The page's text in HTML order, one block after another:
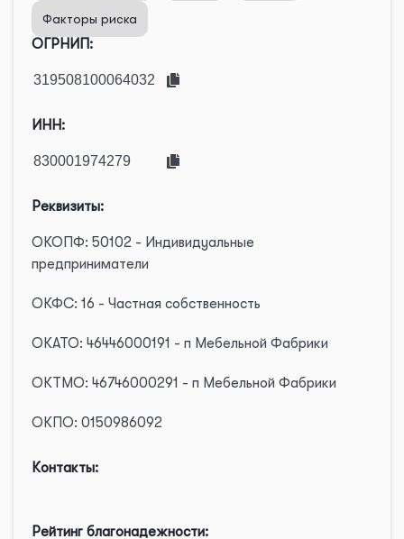
Факторы риска
ОГРНИП:
ИНН:
Реквизиты:
ОКОПФ: 50102 - Индивидуальные
предприниматели
ОКФС: 16 - Частная собственность
ОКАТО: 46446000191 - п Мебельной Фабрики
ОКТМО: 46746000291 - п Мебельной Фабрики
ОКПО: 0150986092
Контакты:
Рейтинг благонадежности: